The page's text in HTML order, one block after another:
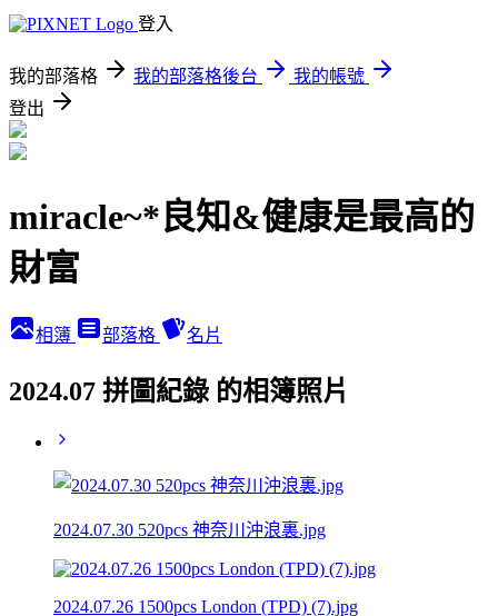
登入
我的部落格 我的部落格後台
我的帳號
登出
miracle~*良知&健康是最高的
財富
相簿 部落格 名片
2024.07 拼圖紀錄 的相簿照片
2024.07.30 520pcs 神奈川沖浪裏.jpg
2024.07.26 1500pcs London (TPD) (7).jpg